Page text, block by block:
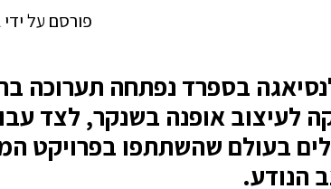
פורסם על ידי
לעיצוב אופנה בשנקר, לצד
בעולם שהשתתפו בפרויקט
הנודע.